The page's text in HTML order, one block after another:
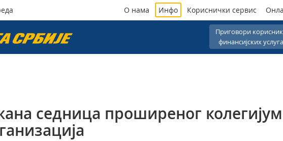
Приговори
финансијских услуга
О нама Инфо Кориснички сервис
седница проширеног